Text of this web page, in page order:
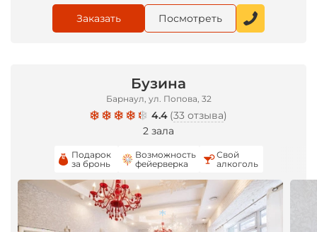
Заказать Посмотреть
Бузина
Барнаул, ул. Попова, 32
4.4 (33 отзыва)
2 зала
Подарок
за бронь
Возможность
фейерверка
Свой
алкоголь
*